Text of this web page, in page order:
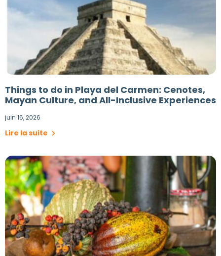
Things to do in Playa del Carmen: Cenotes,
Mayan Culture, and All-Inclusive Experiences
juin 16, 2026
Lire la suite